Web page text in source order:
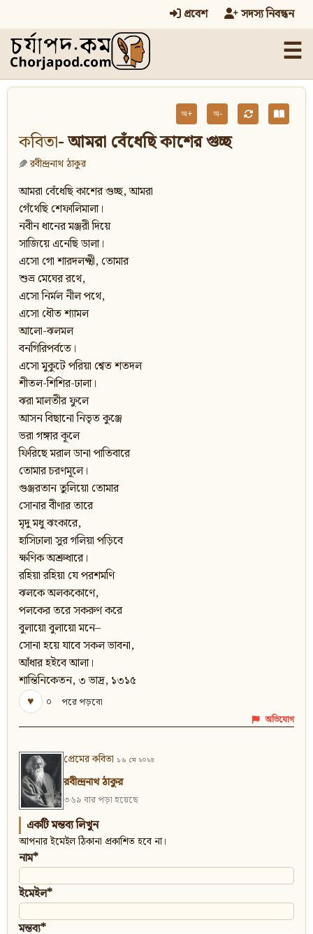
প্রবেশ সদস্য নিবন্ধন
☰
অ+ অ-
কবিতা- আমরা বেঁধেছি কাশের গুচ্ছ
রবীন্দ্রনাথ ঠাকুর
আমরা বেঁধেছি কাশের গুচ্ছ, আমরা
গেঁথেছি শেফালিমালা।
নবীন ধানের মঞ্জরী দিয়ে
সাজিয়ে এনেছি ডালা।
এসো গো শারদলক্ষ্মী, তোমার
শুভ্র মেঘের রথে,
এসো নির্মল নীল পথে,
এসো ধৌত শ্যামল
আলো-ঝলমল
বনগিরিপর্বতে।
এসো মুকুটে পরিয়া শ্বেত শতদল
শীতল-শিশির-ঢালা।
ঝরা মালতীর ফুলে
আসন বিছানো নিভৃত কুঞ্জে
ভরা গঙ্গার কূলে
ফিরিছে মরাল ডানা পাতিবারে
তোমার চরণমূলে।
গুঞ্জরতান তুলিয়ো তোমার
সোনার বীণার তারে
মৃদু মধু ঝংকারে,
হাসিঢালা সুর গলিয়া পড়িবে
ক্ষণিক অশ্রুধারে।
রহিয়া রহিয়া যে পরশমণি
ঝলকে অলককোণে,
পলকের তরে সকরুণ করে
বুলায়ো বুলায়ো মনে–
সোনা হয়ে যাবে সকল ভাবনা,
আঁধার হইবে আলা।
শান্তিনিকেতন, ৩ ভাদ্র, ১৩১৫
♥
০ পরে পড়বো
অভিযোগ
প্রেমের কবিতা ১৬ মে ২০২৪
রবীন্দ্রনাথ ঠাকুর
৩৬৯ বার পড়া হয়েছে
একটি মন্তব্য লিখুন
আপনার ইমেইল ঠিকানা প্রকাশিত হবে না।
নাম*
ইমেইল*
মন্তব্য*